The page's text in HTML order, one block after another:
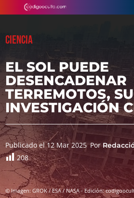
CIENCIA
EL SOL PUEDE
DESENCADENAR
TERREMOTOS,
INVESTIGACIÓN
Publicado el 12 Mar 2025 Por
208
© Imagen: GROK / ESA / NASA - Edición: